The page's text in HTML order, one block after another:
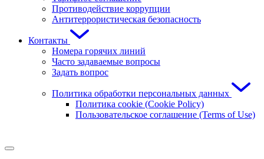
Противодействие коррупции
Антитеррористическая безопасность
Контакты
Номера горячих линий
Часто задаваемые вопросы
Задать вопрос
Политика обработки персональных данных
Политика cookie (Cookie Policy)
Пользовательское соглашение (Terms of Use)